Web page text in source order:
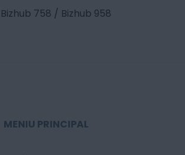
Bizhub 758 / Bizhub 958
MENIU PRINCIPAL